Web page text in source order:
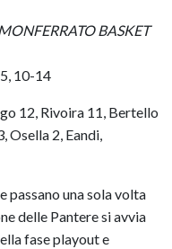
BASKET
10-14
12, Rivoira 11, Bertello
Osella 2, Eandi,
passano una sola volta
delle Pantere si avvia
fase playout e